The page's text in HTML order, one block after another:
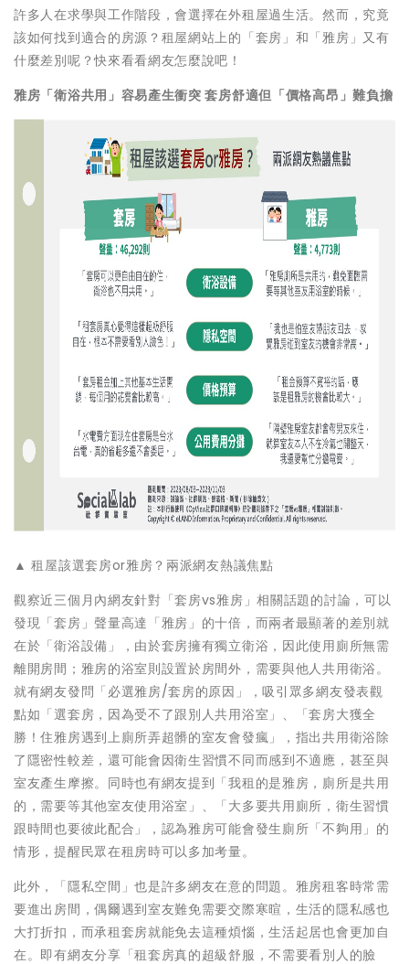
許多人在求學與工作階段，會選擇在外租屋過生活。然而，究竟
該如何找到適合的房源？租屋網站上的「套房」和「雅房」又有
什麼差別呢？快來看看網友怎麼說吧！
雅房「衛浴共用」容易產生衝突 套房舒適但「價格高昂」難負擔
▲ 租屋該選套房or雅房？兩派網友熱議焦點
觀察近三個月內網友針對「套房vs雅房」相關話題的討論，可以
發現「套房」聲量高達「雅房」的十倍，而兩者最顯著的差別就
在於「衛浴設備」，由於套房擁有獨立衛浴，因此使用廁所無需
離開房間；雅房的浴室則設置於房間外，需要與他人共用衛浴。
就有網友發問「必選雅房/套房的原因」，吸引眾多網友發表觀
點如「選套房，因為受不了跟別人共用浴室」、「套房大獲全
勝！住雅房遇到上廁所弄超髒的室友會發瘋」，指出共用衛浴除
了隱密性較差，還可能會因衛生習慣不同而感到不適應，甚至與
室友產生摩擦。同時也有網友提到「我租的是雅房，廁所是共用
的，需要等其他室友使用浴室」、「大多要共用廁所，衛生習慣
跟時間也要彼此配合」，認為雅房可能會發生廁所「不夠用」的
情形，提醒民眾在租房時可以多加考量。
此外，「隱私空間」也是許多網友在意的問題。雅房租客時常需
要進出房間，偶爾遇到室友難免需要交際寒暄，生活的隱私感也
大打折扣，而承租套房就能免去這種煩惱，生活起居也會更加自
在。即有網友分享「租套房真的超級舒服，不需要看別人的臉